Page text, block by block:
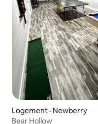
Logement · Newberry
Bear Hollow